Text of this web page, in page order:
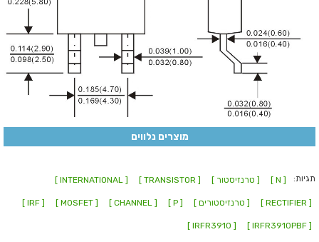
מוצרים נלווים
תגיות: [ N ] [ טרנזיסטור ] [ TRANSISTOR ]
[ INTERNATIONAL ]
[ RECTIFIER ] [ טרנזיסטורים ] [ P ]
[ CHANNEL ]
[ MOSFET ]
[ IRF ]
[ IRFR3910PBF ]
[ IRFR3910 ]